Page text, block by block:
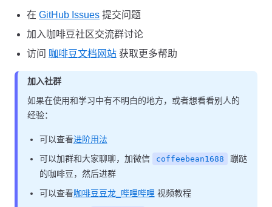
在 GitHub Issues 提交问题
加入咖啡豆社区交流群讨论
访问 咖啡豆文档网站 获取更多帮助
加入社群
如果在使用和学习中有不明白的地方，或者想看看别人的
经验：
可以查看进阶用法
可以加群和大家聊聊，加微信
coffeebean1688
蹦跶
的咖啡豆，然后进群
可以查看咖啡豆豆龙_哔哩哔哩 视频教程